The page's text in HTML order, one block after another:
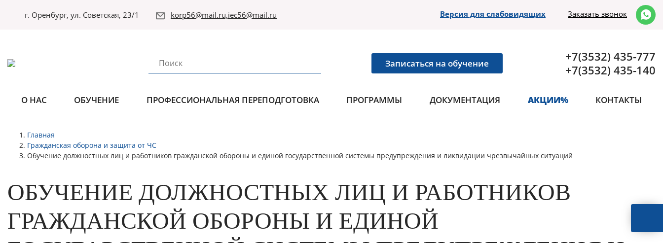
г. Оренбург, ул. Советская, 23/1 korp56@mail.ru,iec56@mail.ru Версия для слабовидящих Заказать звонок
Записаться на обучение
+7(3532) 435-777
+7(3532) 435-140
О НАС ОБУЧЕНИЕ ПРОФЕССИОНАЛЬНАЯ ПЕРЕПОДГОТОВКА ПРОГРАММЫ ДОКУМЕНТАЦИЯ АКЦИИ% КОНТАКТЫ
Главная
Гражданская оборона и защита от ЧС
Обучение должностных лиц и работников гражданской обороны и единой государственной системы предупреждения и ликвидации чрезвычайных ситуаций
ОБУЧЕНИЕ ДОЛЖНОСТНЫХ ЛИЦ И РАБОТНИКОВ
ГРАЖДАНСКОЙ ОБОРОНЫ И ЕДИНОЙ